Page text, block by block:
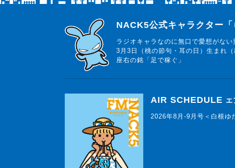
らじっと君
NACK5公式キャラクター「
ラジオキャラなのに無口で愛想がな
3月3日（桃の節句・耳の日）生まれ（
座右の銘「足で稼ぐ」
AIR SCHEDULE エ
2026年8月-9月号＜白根ゆ